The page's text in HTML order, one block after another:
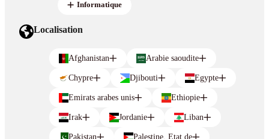
Informatique
Localisation
Afghanistan Arabie saoudite
Chypre Djibouti Egypte
Emirats arabes unis Ethiopie
Irak Jordanie Liban
Pakistan Palestine, Etat de